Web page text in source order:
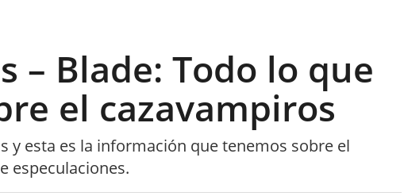
– Blade: Todo lo que
el cazavampiros
y esta es la información que tenemos sobre el
especulaciones.